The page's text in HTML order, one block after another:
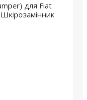
для Fiat